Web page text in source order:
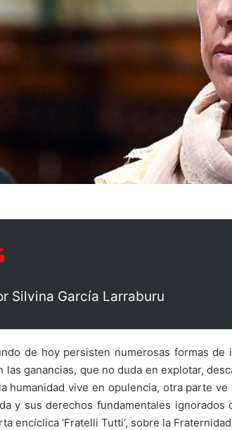
Silvina García Larraburu
de hoy persisten numerosas formas
las ganancias, que no duda en explotar,
humanidad vive en opulencia, otra parte
y sus derechos fundamentales ignorados
encíclica ‘Fratelli Tutti’, sobre la